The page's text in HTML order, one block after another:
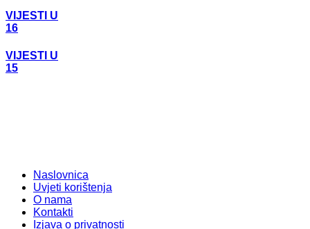
VIJESTI U
16
VIJESTI U
15
Naslovnica
Uvjeti korištenja
O nama
Kontakti
Izjava o privatnosti